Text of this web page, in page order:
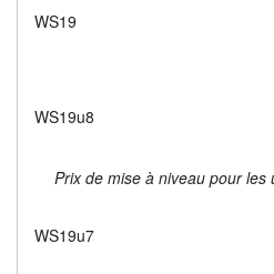
WS19
WS19u8
Prix de mise à niveau pour les
WS19u7